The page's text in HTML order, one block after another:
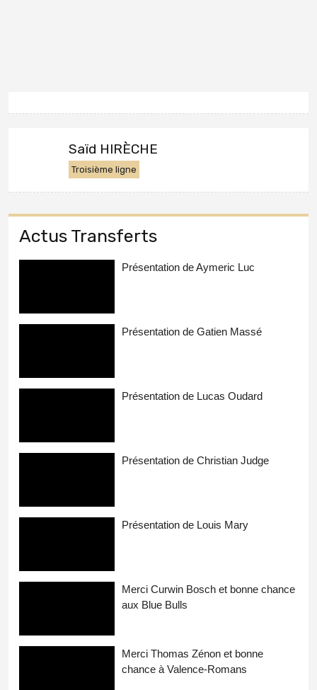
Saïd HIRÈCHE
Troisième ligne
Actus Transferts
Présentation de Aymeric Luc
Présentation de Gatien Massé
Présentation de Lucas Oudard
Présentation de Christian Judge
Présentation de Louis Mary
Merci Curwin Bosch et bonne chance
aux Blue Bulls
Merci Thomas Zénon et bonne
chance à Valence-Romans